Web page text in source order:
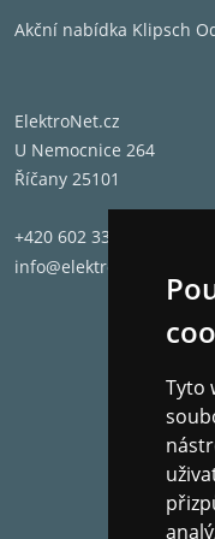
Tyto
akustický rozsah
Sennheiser.
mušli a
ocenění iF Design
špičkového zvuku s
používání a
Referenční třída
v exteriéru i interiéru
Uzavřená
NoiseGard - ANC
Dynamický zvuk s
Akční nabídka Klipsch
ElektroNet.cz
U Nemocnice 264
Říčany 25101
+420 602 331 662
info@elektronet.cz